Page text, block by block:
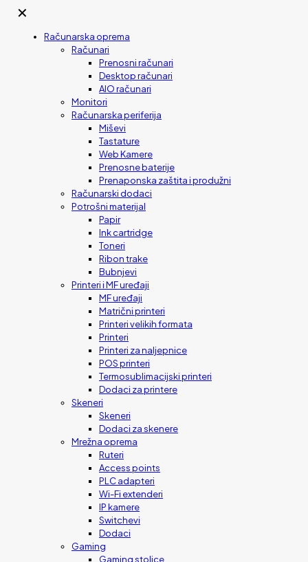
✕
Računarska oprema
Računari
Prenosni računari
Desktop računari
AIO računari
Monitori
Računarska periferija
Miševi
Tastature
Web Kamere
Prenosne baterije
Prenaponska zaštita i produžni
Računarski dodaci
Potrošni materijal
Papir
Ink cartridge
Toneri
Ribon trake
Bubnjevi
Printeri i MF uređaji
MF uređaji
Matrični printeri
Printeri velikih formata
Printeri
Printeri za naljepnice
POS printeri
Termosublimacijski printeri
Dodaci za printere
Skeneri
Skeneri
Dodaci za skenere
Mrežna oprema
Ruteri
Access points
PLC adapteri
Wi-Fi extenderi
IP kamere
Switchevi
Dodaci
Gaming
Gaming stolice